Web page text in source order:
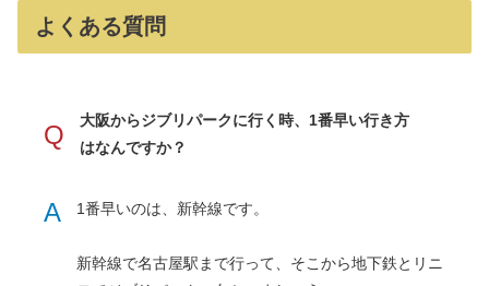
よくある質問
Q
大阪からジブリパークに行く時、1番早い行き方
はなんですか？
A 1番早いのは、新幹線です。
新幹線で名古屋駅まで行って、そこから地下鉄とリニ